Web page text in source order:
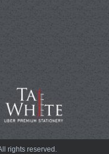
rights reserved.